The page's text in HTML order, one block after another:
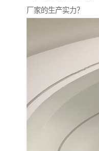
厂家的生产实力？